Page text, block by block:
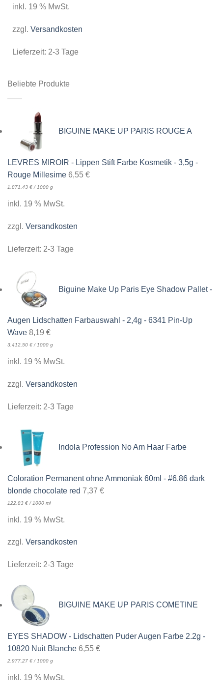
inkl. 19 % MwSt.
zzgl. Versandkosten
Lieferzeit: 2-3 Tage
Beliebte Produkte
BIGUINE MAKE UP PARIS ROUGE A
LEVRES MIROIR - Lippen Stift Farbe Kosmetik - 3,5g -
Rouge Millesime 6,55 €
1.871,43 € / 1000 g
inkl. 19 % MwSt.
zzgl. Versandkosten
Lieferzeit: 2-3 Tage
Biguine Make Up Paris Eye Shadow Pallet -
Augen Lidschatten Farbauswahl - 2,4g - 6341 Pin-Up
Wave 8,19 €
3.412,50 €/1000 g
inkl. 19 % MwSt.
zzgl. Versandkosten
Lieferzeit: 2-3 Tage
Indola Profession No Am Haar Farbe
Coloration Permanent ohne Ammoniak 60ml - #6.86 dark
blonde chocolate red 7,37 €
122,83 € / 1000 ml
inkl. 19 % MwSt.
zzgl. Versandkosten
Lieferzeit: 2-3 Tage
BIGUINE MAKE UP PARIS COMETINE
EYES SHADOW - Lidschatten Puder Augen Farbe 2.2g -
10820 Nuit Blanche 6,55 €
2.977,27 € / 1000 g
inkl. 19 % MwSt.